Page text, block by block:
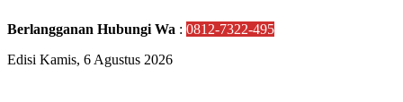
Berlangganan Hubungi Wa : 0812-7322-495
Edisi Kamis, 6 Agustus 2026